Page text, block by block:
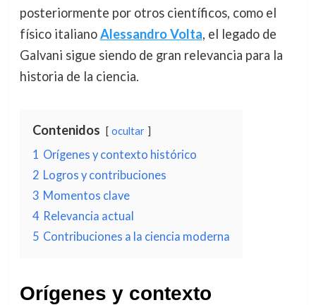
posteriormente por otros científicos, como el
físico italianoAlessandro Volta, el legado de
Galvani sigue siendo de gran relevancia para la
historia de la ciencia.
Contenidos ocultar
1 Orígenes y contexto histórico
2 Logros y contribuciones
3 Momentos clave
4 Relevancia actual
5 Contribuciones a la ciencia moderna
Orígenes y contexto